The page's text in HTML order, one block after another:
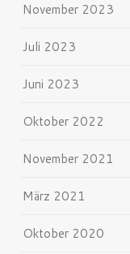
November 2023
Juli 2023
Juni 2023
Oktober 2022
November 2021
März 2021
Oktober 2020